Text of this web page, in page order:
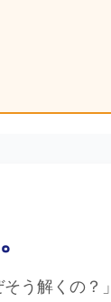
う解くの？